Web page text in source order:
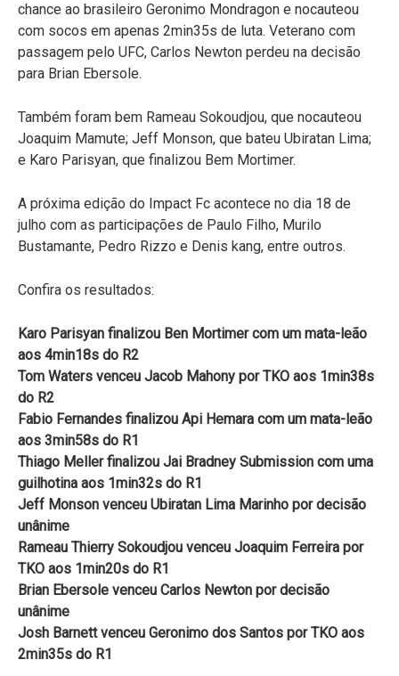
chance ao brasileiro Geronimo Mondragon e nocauteou
com socos em apenas 2min35s de luta. Veterano com
passagem pelo UFC, Carlos Newton perdeu na decisão
para Brian Ebersole.
Também foram bem Rameau Sokoudjou, que nocauteou
Joaquim Mamute; Jeff Monson, que bateu Ubiratan Lima;
e Karo Parisyan, que finalizou Bem Mortimer.
A próxima edição do Impact Fc acontece no dia 18 de
julho com as participações de Paulo Filho, Murilo
Bustamante, Pedro Rizzo e Denis kang, entre outros.
Confira os resultados:
Karo Parisyan finalizou Ben Mortimer com um mata-leão
aos 4min18s do R2
Tom Waters venceu Jacob Mahony por TKO aos 1min38s
do R2
Fabio Fernandes finalizou Api Hemara com um mata-leão
aos 3min58s do R1
Thiago Meller finalizou Jai Bradney Submission com uma
guilhotina aos 1min32s do R1
Jeff Monson venceu Ubiratan Lima Marinho por decisão
unânime
Rameau Thierry Sokoudjou venceu Joaquim Ferreira por
TKO aos 1min20s do R1
Brian Ebersole venceu Carlos Newton por decisão
unânime
Josh Barnett venceu Geronimo dos Santos por TKO aos
2min35s do R1